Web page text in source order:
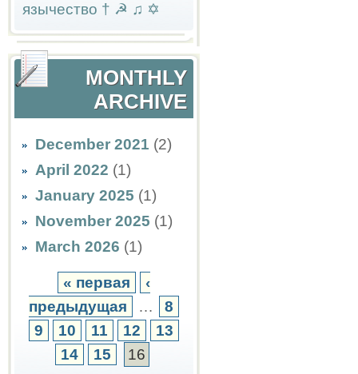
язычество † ☭ ♫ ✡
MONTHLY
ARCHIVE
December 2021 (2)
April 2022 (1)
January 2025 (1)
November 2025 (1)
March 2026 (1)
« первая
‹
предыдущая
…
8
9
10 11 12
13
14
15 16